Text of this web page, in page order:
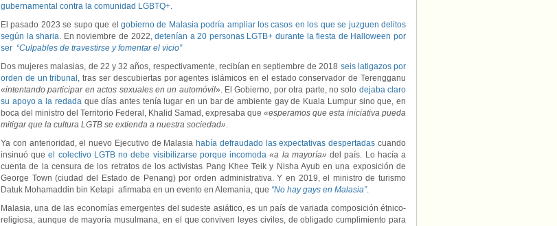
gubernamental contra la comunidad LGBTQ+.
El pasado 2023 se supo que el gobierno de Malasia podría ampliar los casos en los que se juzguen delitos
según la sharia. En noviembre de 2022,detenían a 20 personas LGTB+ durante la fiesta de Halloween por
ser “Culpables de travestirse y fomentar el vicio”
Dos mujeres malasias, de 22 y 32 años, respectivamente, recibían en septiembre de 2018 seis latigazos por
orden de un tribunal , tras ser descubiertas por agentes islámicos en el estado conservador de Terengganu
«intentando participar en actos sexuales en un automóvil». El Gobierno, por otra parte, no solo dejaba claro
su apoyo a la redada que días antes tenía lugar en un bar de ambiente gay de Kuala Lumpur sino que, en
boca del ministro del Territorio Federal, Khalid Samad, expresaba que «esperamos que esta iniciativa pueda
mitigar que la cultura LGTB se extienda a nuestra sociedad».
Ya con anterioridad, el nuevo Ejecutivo de Malasia había defraudado las expectativas despertadas cuando
insinuó queel colectivo LGTB no debe visibilizarse porque incomoda «a la mayoría» del país. Lo hacía a
cuenta de la censura de los retratos de los activistas Pang Khee Teik y Nisha Ayub en una exposición de
George Town (ciudad del Estado de Penang) por orden administrativa. Y en 2019, el ministro de turismo
Datuk Mohamaddin bin Ketapi afirmaba en un evento en Alemania, que “No hay gays en Malasia”.
Malasia, una de las economías emergentes del sudeste asiático, es un país de variada composición étnico-
religiosa, aunque de mayoría musulmana, en el que conviven leyes civiles, de obligado cumplimiento para